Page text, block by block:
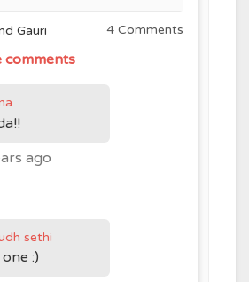
Gauri 4 Comments
comments
ago
sethi
:)